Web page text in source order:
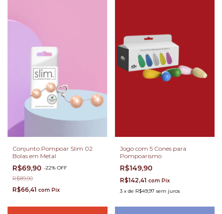
Conjunto Pompoar Slim 02
Bolas em Metal
R$69,90 -22% OFF
R$89,90
R$66,41 com Pix
Jogo com 5 Cones para
Pompoarismo
R$149,90
R$142,41 com Pix
3 x de R$49,97 sem juros